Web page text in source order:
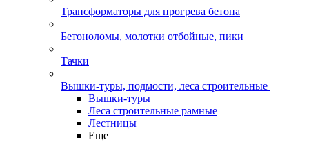
Трансформаторы для прогрева бетона
Бетоноломы, молотки отбойные, пики
Тачки
Вышки-туры, подмости, леса строительные
Вышки-туры
Леса строительные рамные
Лестницы
Еще